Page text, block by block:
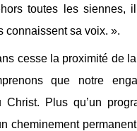
toutes les siennes,
connaissent sa voix. ».
cesse la proximité de
que notre
Plus qu’un
cheminement